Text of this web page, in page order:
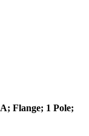
Flange; 1 Pole;